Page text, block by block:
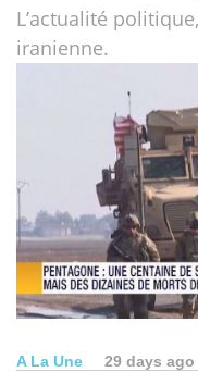
L’actualité
iranienne.
A La Une 29 days ago